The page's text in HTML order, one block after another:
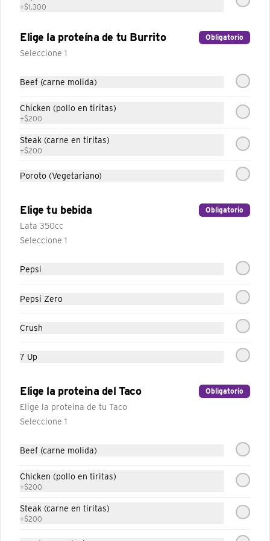
Gordita Supreme
Vegetariana
sour cream, lechuga, mezcla de tres
quesos y tomates.
Taco Cheesy Double Decker
Vegetariano
Tortilla de maíz cubierta en queso y puré
cheddar.
Vegetariano
Tortilla de trigo con porotos, sour cream,
lechuga, queso cheddar y tomates.
Conócenos
Trabaja con nosotros
+$1.300
Elige la proteína de tu Burrito Obligatorio
Seleccione 1
Beef (carne molida)
Chicken (pollo en tiritas)
+$200
Steak (carne en tiritas)
+$200
Poroto (Vegetariano)
Elige tu bebida Obligatorio
Lata 350cc
Seleccione 1
Pepsi
Pepsi Zero
Crush
7 Up
Elige la proteina del Taco Obligatorio
Elige la proteina de tu Taco
Seleccione 1
Beef (carne molida)
Chicken (pollo en tiritas)
+$200
Steak (carne en tiritas)
+$200